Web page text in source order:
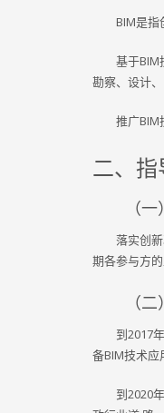
BIM是指
基于BIM
勘察、设计
推广BIM
二、
（
落实创
期各参与方
（
到2017
备BIM技术应
到2020